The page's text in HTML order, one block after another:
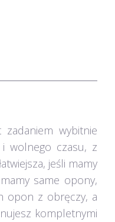
wybitnie
wolnego czasu, z
jeśli mamy
same opony,
opon z obręczy, a
kompletnymi